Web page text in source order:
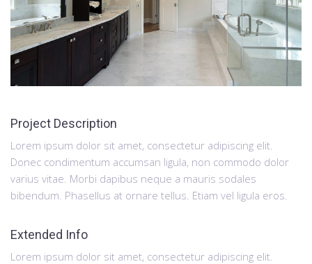
Project Description
Lorem ipsum dolor sit amet, consectetur adipiscing elit.
Donec condimentum accumsan ligula, non commodo dolor
varius vitae. Morbi dapibus neque a mauris sodales
bibendum. Phasellus at ornare tellus. Etiam vel ligula eros.
Extended Info
Lorem ipsum dolor sit amet, consectetur adipiscing elit.